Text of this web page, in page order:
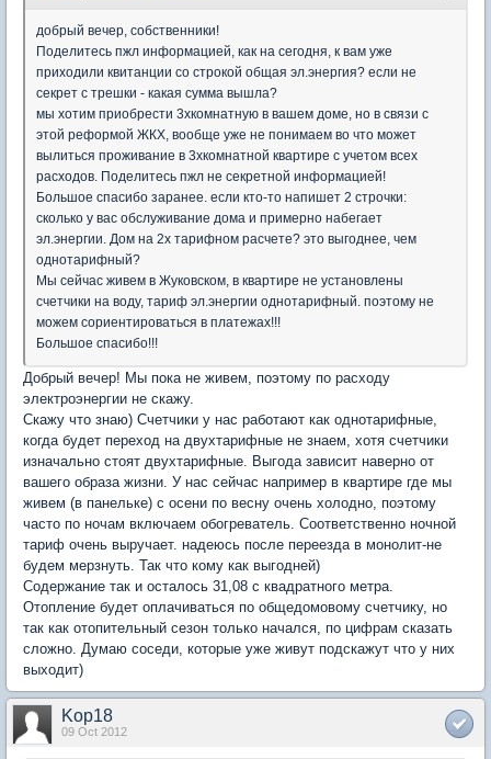
добрый вечер, собственники!
Поделитесь пжл информацией, как на сегодня, к вам уже
приходили квитанции со строкой общая эл.энергия? если не
секрет с трешки - какая сумма вышла?
мы хотим приобрести 3хкомнатную в вашем доме, но в связи с
этой реформой ЖКХ, вообще уже не понимаем во что может
вылиться проживание в 3хкомнатной квартире с учетом всех
расходов. Поделитесь пжл не секретной информацией!
Большое спасибо заранее. если кто-то напишет 2 строчки:
сколько у вас обслуживание дома и примерно набегает
эл.энергии. Дом на 2х тарифном расчете? это выгоднее, чем
однотарифный?
Мы сейчас живем в Жуковском, в квартире не установлены
счетчики на воду, тариф эл.энергии однотарифный. поэтому не
можем сориентироваться в платежах!!!
Большое спасибо!!!
Добрый вечер! Мы пока не живем, поэтому по расходу
электроэнергии не скажу.
Скажу что знаю) Счетчики у нас работают как однотарифные,
когда будет переход на двухтарифные не знаем, хотя счетчики
изначально стоят двухтарифные. Выгода зависит наверно от
вашего образа жизни. У нас сейчас например в квартире где мы
живем (в панельке) с осени по весну очень холодно, поэтому
часто по ночам включаем обогреватель. Соответственно ночной
тариф очень выручает. надеюсь после переезда в монолит-не
будем мерзнуть. Так что кому как выгодней)
Содержание так и осталось 31,08 с квадратного метра.
Отопление будет оплачиваться по общедомовому счетчику, но
так как отопительный сезон только начался, по цифрам сказать
сложно. Думаю соседи, которые уже живут подскажут что у них
выходит)
Kop18
09 Oct 2012